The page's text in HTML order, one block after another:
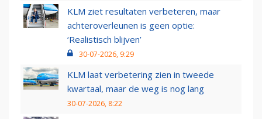
KLM ziet resultaten verbeteren, maar
achteroverleunen is geen optie:
‘Realistisch blijven’
30-07-2026, 9:29
KLM laat verbetering zien in tweede
kwartaal, maar de weg is nog lang
30-07-2026, 8:22